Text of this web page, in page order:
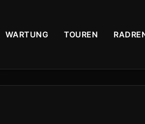
WARTUNG TOUREN